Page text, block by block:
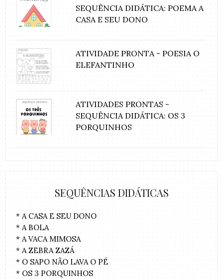
SEQUÊNCIA DIDÁTICA: POEMA A
CASA E SEU DONO
ATIVIDADE PRONTA - POESIA O
ELEFANTINHO
ATIVIDADES PRONTAS -
SEQUÊNCIA DIDÁTICA: OS 3
PORQUINHOS
SEQUÊNCIAS DIDÁTICAS
* A CASA E SEU DONO
* A BOLA
* A VACA MIMOSA
* A ZEBRA ZAZÁ
* O SAPO NÃO LAVA O PÉ
* OS 3 PORQUINHOS